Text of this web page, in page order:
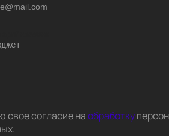
свое согласие наобработку
.